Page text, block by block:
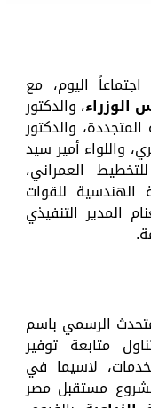
اجتماعاً اليوم، مع
الوزراء، والدكتور
والدكتور
واللواء أمير سيد
العمراني،
الهندسية للقوات
المدير التنفيذي
الرسمي باسم
متابعة توفير
لاسيما في
مستقبل مصر